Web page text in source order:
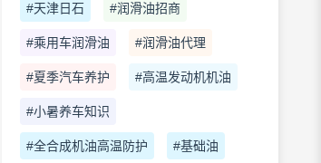
#天津日石 #润滑油招商
#乘用车润滑油 #润滑油代理
#夏季汽车养护 #高温发动机机油
#小暑养车知识
#全合成机油高温防护 #基础油